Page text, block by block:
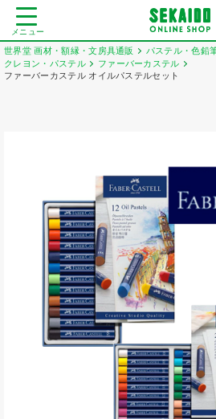
メニュー
世界堂 画材・額縁・文房具通販
パステル・色鉛
クレヨン・パステル
ファーバーカステル
ファーバーカステル オイルパステルセット